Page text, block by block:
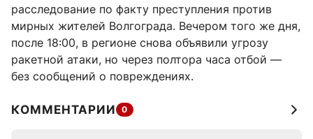
расследование по факту преступления против
мирных жителей Волгограда. Вечером того же дня,
после 18:00, в регионе снова объявили угрозу
ракетной атаки, но через полтора часа отбой —
без сообщений о повреждениях.
КОММЕНТАРИИ 0